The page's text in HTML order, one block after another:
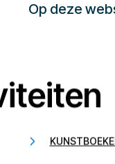
Op deze